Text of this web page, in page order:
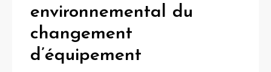
environnemental du
changement
d’équipement